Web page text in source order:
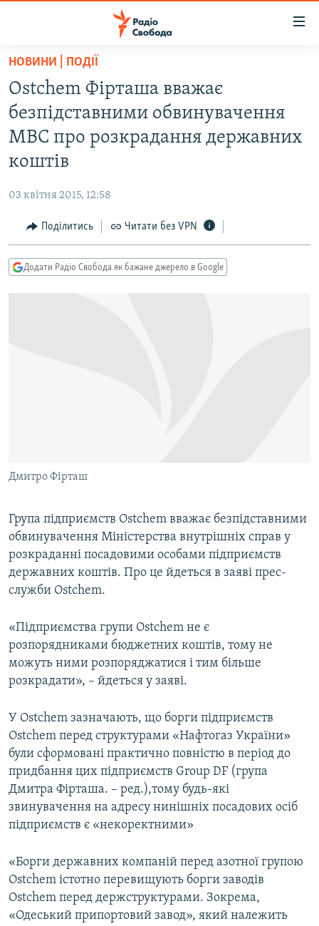
Перейти
основного
матеріалу
Перейти
до
основної
Перейти
пошуку
РАДІО СВОБОДА – 70 РОКІВ
ВСЕ ЗА ДОБУ
СТАТТІ
ПОЛІТИКА
КУЛЬТУРА
СПОРТ
ДОНБАС.РЕАЛІЇ
КРИМ.РЕАЛІЇ
ТИ ЯК?
КТАТ
ДОЛУЧАЙСЯ!
Усі сайти RFE/RL
НОВИНИ | ПОДІЇ
Ostchem Фірташа вважає
безпідставними обвинувачення
МВС про розкрадання державних
коштів
03 квітня 2015, 12:58
Поділитись Читати без VPN
Додати Радіо Свобода як бажане джерело в Google
Дмитро Фірташ
Група підприємств Ostchem вважає безпідставними
обвинувачення Міністерства внутрішніх справ у
розкраданні посадовими особами підприємств
державних коштів. Про це йдеться в заяві прес-
служби Ostchem.
«Підприємства групи Ostchem не є
розпорядниками бюджетних коштів, тому не
можуть ними розпоряджатися і тим більше
розкрадати», – йдеться у заяві.
У Ostchem зазначають, що борги підприємств
Ostchem перед структурами «Нафтогаз України»
були сформовані практично повністю в період до
придбання цих підприємств Group DF (група
Дмитра Фірташа. – ред.),тому будь-які
звинувачення на адресу нинішніх посадових осіб
підприємств є «некоректними»
«Борги державних компаній перед азотної групою
Ostchem істотно перевищують борги заводів
Ostchem перед держструктурами. Зокрема,
«Одеський припортовий завод», який належить